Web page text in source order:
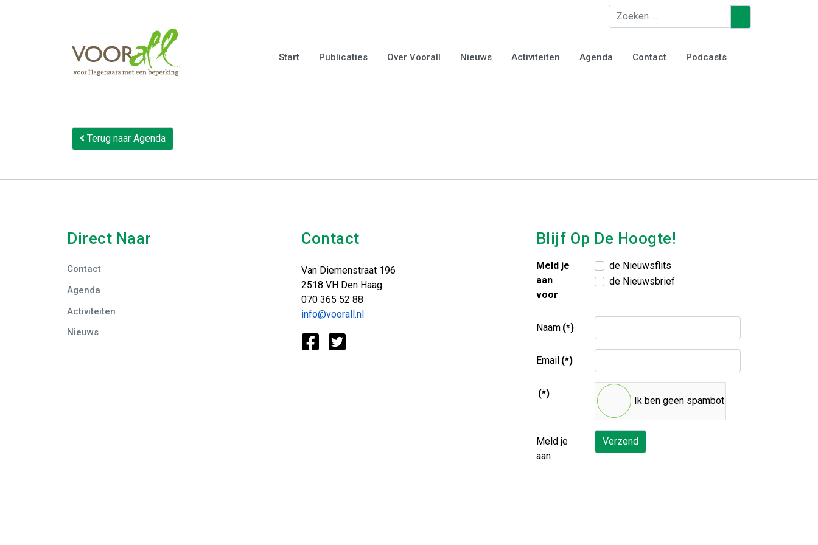
Start Publicaties Over Voorall Nieuws Activiteiten Agenda Contact Podcasts
16 juni 2026: Neurodiversity Pride Day – Den Haag
acceptatie en gelijkwaardigheid van neurodivergente mensen. Meer informatie:
Terug naar Agenda
Direct Naar
Contact
Agenda
Activiteiten
Nieuws
Contact
Van Diemenstraat 196
2518 VH Den Haag
070 365 52 88
info@voorall.nl
Blijf Op De Hoogte!
Meld je
aan
voor
de Nieuwsflits
de Nieuwsbrief
Naam (*)
Email (*)
(*)
Ik ben geen spambot
Meld je
aan
Verzend